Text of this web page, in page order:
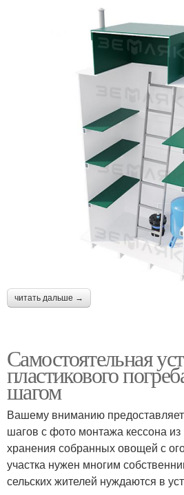
читать дальше →
Самостоятельная
пластикового
шагом
Вашему вниманию
шагов с фото монтажа кессона
хранения собранных овощей с
участка нужен многим
сельских жителей нуждаются в